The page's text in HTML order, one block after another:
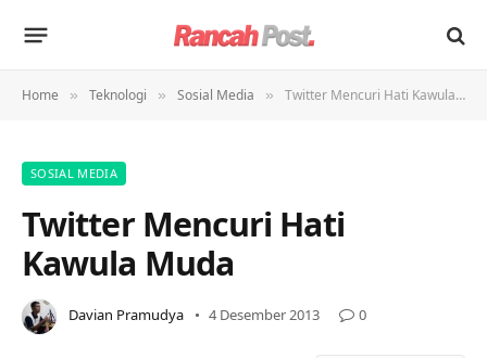
Home » Teknologi » Sosial Media » Twitter Mencuri Hati Kawula Muda
SOSIAL MEDIA
Twitter Mencuri Hati
Kawula Muda
Davian Pramudya 4 Desember 2013 0